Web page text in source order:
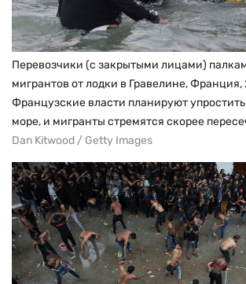
Перевозчики (с закрытыми лицами)
мигрантов от лодки в Гравелине, Франция,
Французские власти планируют
море, и мигранты стремятся скорее
Dan Kitwood / Getty Images